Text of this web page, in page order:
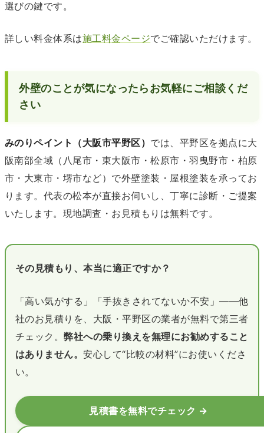
選びの鍵です。
詳しい料金体系は施工料金ページでご確認いただけます。
外壁のことが気になったらお気軽にご相談くだ
さい
みのりペイント（大阪市平野区） では、平野区を拠点に大
阪南部全域（八尾市・東大阪市・松原市・羽曳野市・柏原
市・大東市・堺市など）で外壁塗装・屋根塗装を承ってお
ります。代表の松本が直接お伺いし、丁寧に診断・ご提案
いたします。現地調査・お見積もりは無料です。
その見積もり、本当に適正ですか？
「高い気がする」「手抜きされてないか不安」——他
社のお見積りを、大阪・平野区の業者が無料で第三者
チェック。弊社への乗り換えを無理にお勧めすること
はありません。安心して“比較の材料”にお使いくださ
い。
見積書を無料でチェック →